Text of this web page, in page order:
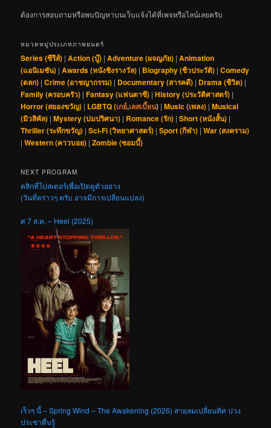
ต้องการสอบถามหรือพบปัญหาบนเว็บแจ้งได้ที่เพจหรือไลน์เลยครับ
หมวดหมู่ประเภทภาพยนตร์
Series (ซีรีส์) |Action (บู๊) |Adventure (ผจญภัย) |Animation
(แอนิเมชัน) |Awards (หนังชิงรางวัล) | Biography (ชีวประวัติ) |Comedy
(ตลก) |Crime (อาชญากรรม) | Documentary (สารคดี) | Drama (ชีวิต) |
Family (ครอบครัว) |Fantasy (แฟนตาซี) |History (ประวัติศาสตร์) |
Horror (สยองขวัญ) | LGBTQ (เกย์,เลสเบี้ยน) |Music (เพลง) |Musical
(มิวสิคัล) |Mystery (ปมปริศนา) | Romance (รัก) |Short (หนังสั้น) |
Thriller (ระทึกขวัญ) |Sci-Fi (วิทยาศาสตร์) |Sport (กีฬา) |War (สงคราม)
|Western (คาวบอย) |Zombie (ซอมบี้)
NEXT PROGRAM
คลิกที่โปสเตอร์เพื่อเปิดดูตัวอย่าง
(วันที่คร่าวๆ ครับ อาจมีการเปลี่ยนแปลง)
ศ 7 ส.ค. – Heel (2025)
เร็วๆ นี้ – Spring Wind – The Awakening (2026) สายลมเปลี่ยนทิศ ปวง
ประชาตื่นรู้